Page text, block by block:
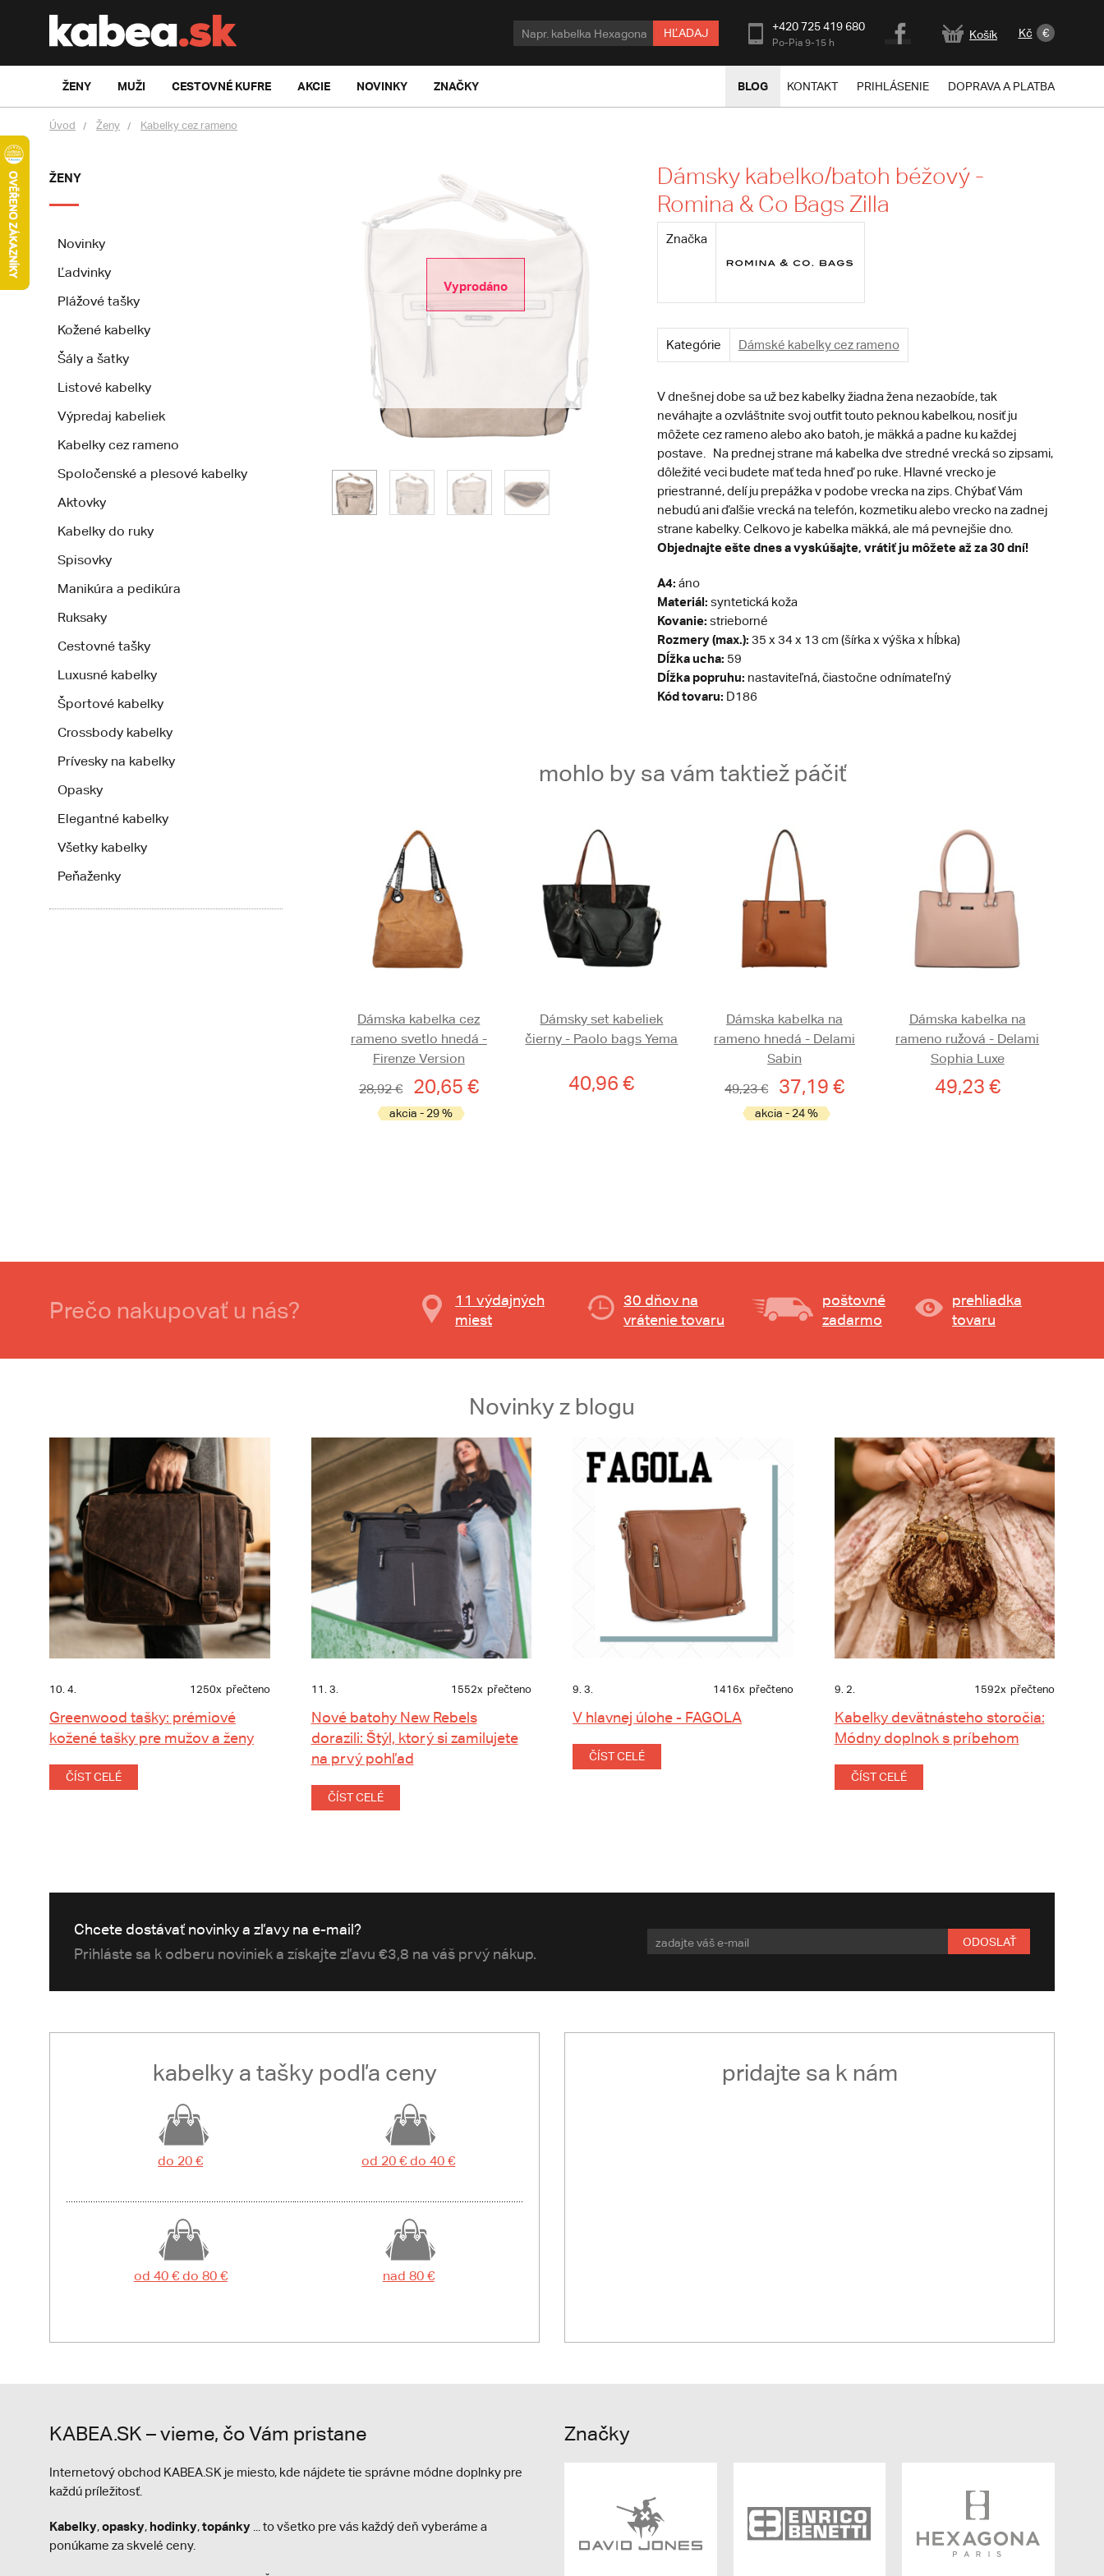
HĽADAJ +420 725 419 680
Po-Pia 9-15 h
Košík Kč €
ŽENY MUŽI CESTOVNÉ KUFRE AKCIE NOVINKY ZNAČKY BLOG KONTAKT PRIHLÁSENIE DOPRAVA A PLATBA
Úvod Ženy Kabelky cez rameno
ŽENY
Novinky
Ľadvinky
Plážové tašky
Kožené kabelky
Šály a šatky
Listové kabelky
Výpredaj kabeliek
Kabelky cez rameno
Spoločenské a plesové kabelky
Aktovky
Kabelky do ruky
Spisovky
Manikúra a pedikúra
Ruksaky
Cestovné tašky
Luxusné kabelky
Športové kabelky
Crossbody kabelky
Prívesky na kabelky
Opasky
Elegantné kabelky
Všetky kabelky
Peňaženky
Vyprodáno
Dámsky kabelko/batoh béžový -
Romina & Co Bags Zilla
Značka
Kategórie Dámské kabelky cez rameno
V dnešnej dobe sa už bez kabelky žiadna žena nezaobíde, tak
neváhajte a ozvláštnite svoj outfit touto peknou kabelkou, nosiť ju
môžete cez rameno alebo ako batoh, je mäkká a padne ku každej
postave.
Na prednej strane má kabelka dve stredné vrecká so zipsami,
dôležité veci budete mať teda hneď po ruke. Hlavné vrecko je
priestranné, delí ju prepážka v podobe vrecka na zips. Chýbať Vám
nebudú ani ďalšie vrecká na telefón, kozmetiku alebo vrecko na zadnej
strane kabelky. Celkovo je kabelka mäkká, ale má pevnejšie dno.
Objednajte ešte dnes a vyskúšajte, vrátiť ju môžete až za 30 dní!
A4: áno
Materiál: syntetická koža
Kovanie: strieborné
Rozmery (max.): 35 x 34 x 13 cm (šírka x výška x hĺbka)
Dĺžka ucha: 59
Dĺžka popruhu: nastaviteľná, čiastočne odnímateľný
Kód tovaru: D186
mohlo by sa vám taktiež páčiť
Dámska kabelka cez
rameno svetlo hnedá -
Firenze Version
28,92 €
20,65 €
akcia - 29 %
Dámsky set kabeliek
čierny - Paolo bags Yema
40,96 €
Dámska kabelka na
rameno hnedá - Delami
Sabin
49,23 €
37,19 €
akcia - 24 %
Dámska kabelka na
rameno ružová - Delami
Sophia Luxe
49,23 €
Prečo nakupovať u nás?
11 výdajných
miest
30 dňov na
vrátenie tovaru
poštovné
zadarmo
prehliadka
tovaru
Novinky z blogu
10. 4. 1250x přečteno
Greenwood tašky: prémiové
kožené tašky pre mužov a ženy
ČÍST CELÉ
11. 3. 1552x přečteno
Nové batohy New Rebels
dorazili: Štýl, ktorý si zamilujete
na prvý pohľad
ČÍST CELÉ
9. 3. 1416x přečteno
V hlavnej úlohe - FAGOLA
ČÍST CELÉ
9. 2. 1592x přečteno
Kabelky devätnásteho storočia:
Módny doplnok s príbehom
ČÍST CELÉ
Chcete dostávať novinky a zľavy na e-mail?
Prihláste sa k odberu noviniek a získajte zľavu €3,8 na váš prvý nákup.
ODOSLAŤ
kabelky a tašky podľa ceny
do 20 € od 20 € do 40 €
od 40 € do 80 € nad 80 €
pridajte sa k nám
KABEA.SK – vieme, čo Vám pristane
Internetový obchod KABEA.SK je miesto, kde nájdete tie správne módne doplnky pre
každú príležitosť.
Kabelky,opasky, hodinky,topánky ... to všetko pre vás každý deň vyberáme a
ponúkame za skvelé ceny.
Značky